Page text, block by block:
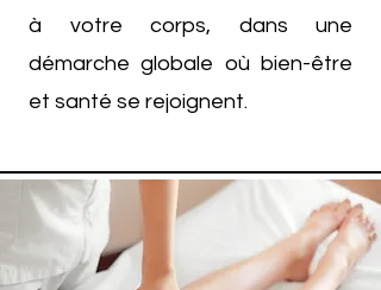
à votre corps, dans une
démarche globale où bien-être
et santé se rejoignent.